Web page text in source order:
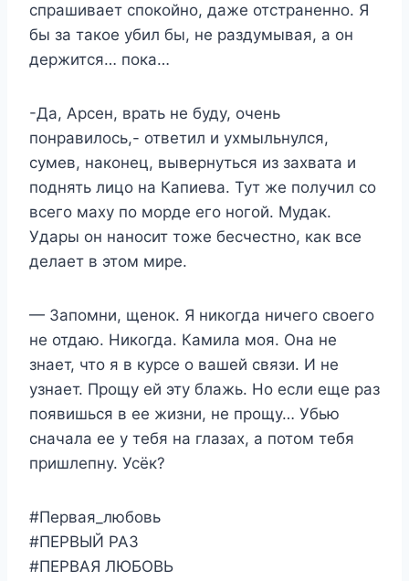
спрашивает спокойно, даже отстраненно. Я
бы за такое убил бы, не раздумывая, а он
держится… пока…
-Да, Арсен, врать не буду, очень
понравилось,- ответил и ухмыльнулся,
сумев, наконец, вывернуться из захвата и
поднять лицо на Капиева. Тут же получил со
всего маху по морде его ногой. Мудак.
Удары он наносит тоже бесчестно, как все
делает в этом мире.
— Запомни, щенок. Я никогда ничего своего
не отдаю. Никогда. Камила моя. Она не
знает, что я в курсе о вашей связи. И не
узнает. Прощу ей эту блажь. Но если еще раз
появишься в ее жизни, не прощу… Убью
сначала ее у тебя на глазах, а потом тебя
пришлепну. Усёк?
#Первая_любовь
#ПЕРВЫЙ РАЗ
#ПЕРВАЯ ЛЮБОВЬ